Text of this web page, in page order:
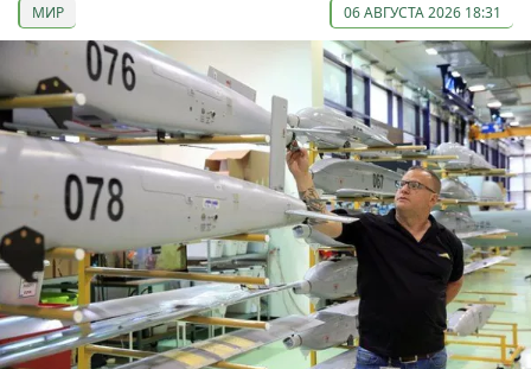
МИР 06 АВГУСТА 2026 18:31